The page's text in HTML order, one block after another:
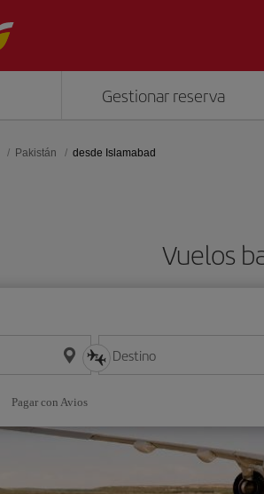
Gestionar reserva
Pakistán desde Islamabad
Vuelos
Destino
Pagar con Avios